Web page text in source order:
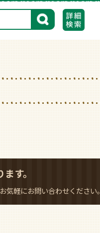
検索
す。
軽にお問い合わせください。